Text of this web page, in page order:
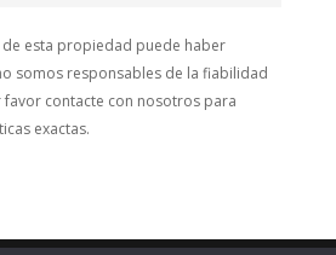
de esta propiedad puede haber
somos responsables de la fiabilidad
contacte con nosotros para
exactas.